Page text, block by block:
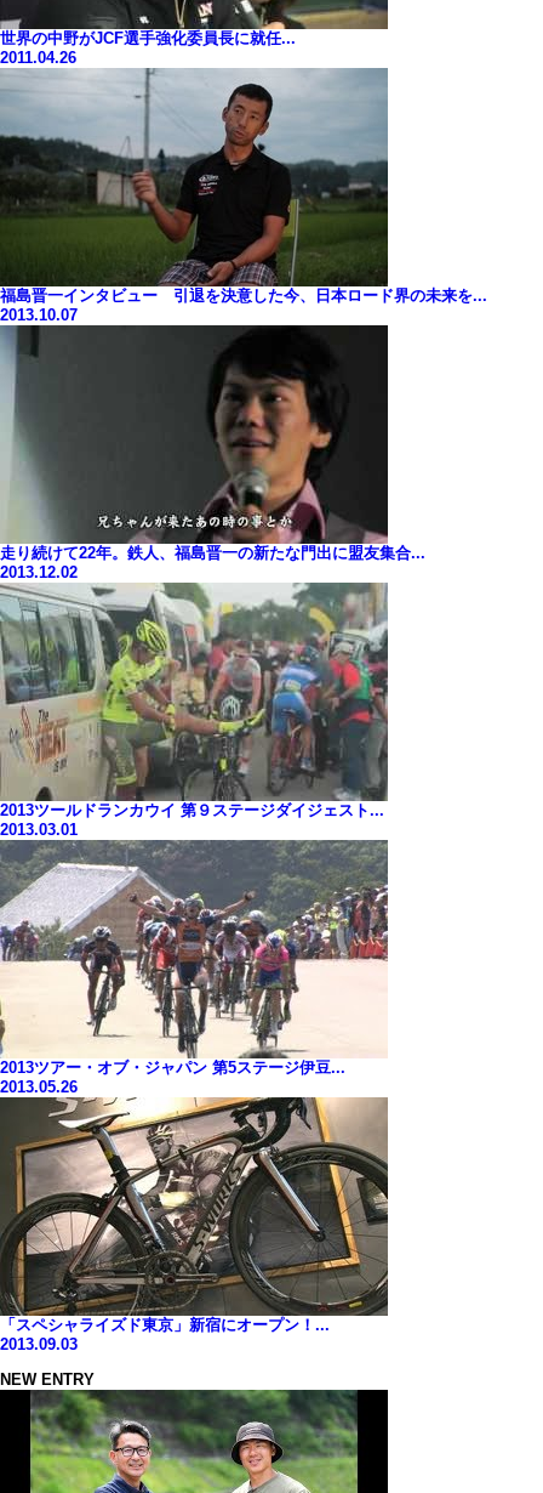
世界の中野がJCF選手強化委員長に就任...
2011.04.26
福島晋一インタビュー 引退を決意した今、日本ロード界の未来を...
2013.10.07
走り続けて22年。鉄人、福島晋一の新たな門出に盟友集合...
2013.12.02
2013ツールドランカウイ 第９ステージダイジェスト...
2013.03.01
2013ツアー・オブ・ジャパン 第5ステージ伊豆...
2013.05.26
「スペシャライズド東京」新宿にオープン！...
2013.09.03
NEW ENTRY